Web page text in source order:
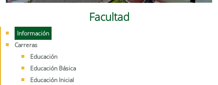
Facultad
Información
Carreras
Educación
Educación Básica
Educación Inicial